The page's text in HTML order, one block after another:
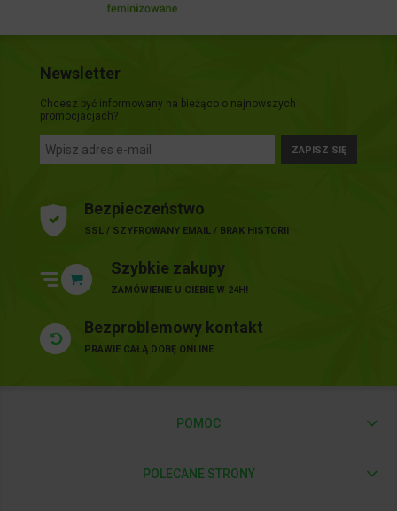
Newsletter
Chcesz być informowany na bieżąco o najnowszych
promocjacjach?
ZAPISZ SIĘ
Bezpieczeństwo
SSL / SZYFROWANY EMAIL / BRAK HISTORII
Szybkie zakupy
ZAMÓWIENIE U CIEBIE W 24H!
Bezproblemowy kontakt
PRAWIE CAŁĄ DOBĘ ONLINE
POMOC
POLECANE STRONY